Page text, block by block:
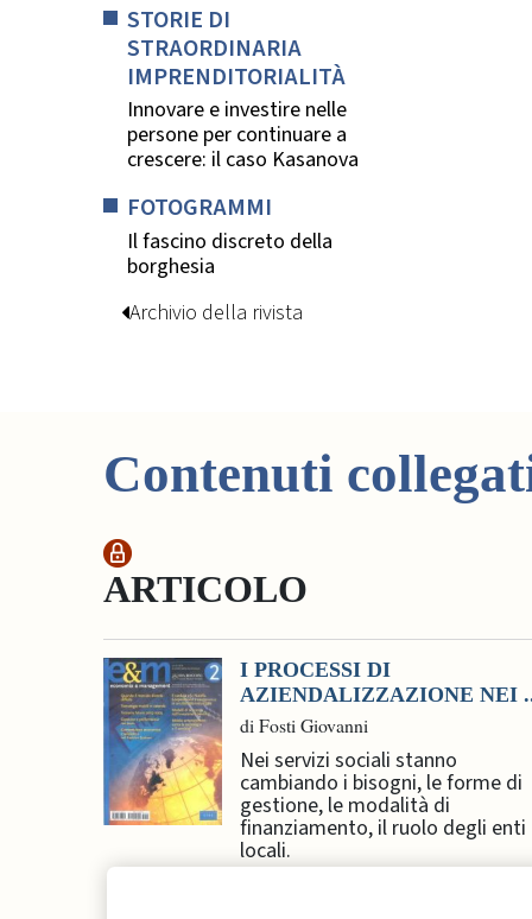
STORIE DI
STRAORDINARIA
IMPRENDITORIALITÀ
Innovare e investire nelle
persone per continuare a
crescere: il caso Kasanova
FOTOGRAMMI
Il fascino discreto della
borghesia
Archivio della rivista
Contenuti
ARTICOLO
I PROCESSI DI
AZIENDALIZZAZIONE NEI
di Fosti Giovanni
Nei servizi sociali stanno
cambiando i bisogni, le forme di
gestione, le modalità di
finanziamento, il ruolo degli enti
locali.